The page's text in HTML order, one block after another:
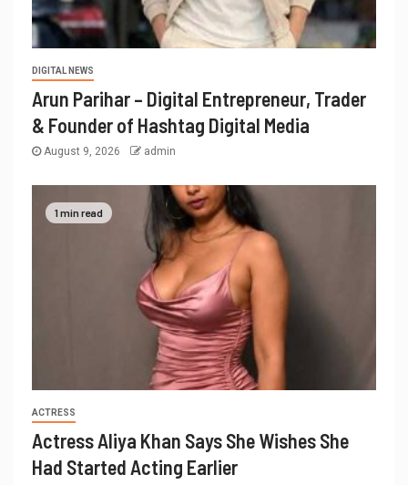
DIGITAL NEWS
Arun Parihar – Digital Entrepreneur, Trader
& Founder of Hashtag Digital Media
August 9, 2026 admin
1 min read
ACTRESS
Actress Aliya Khan Says She Wishes She
Had Started Acting Earlier